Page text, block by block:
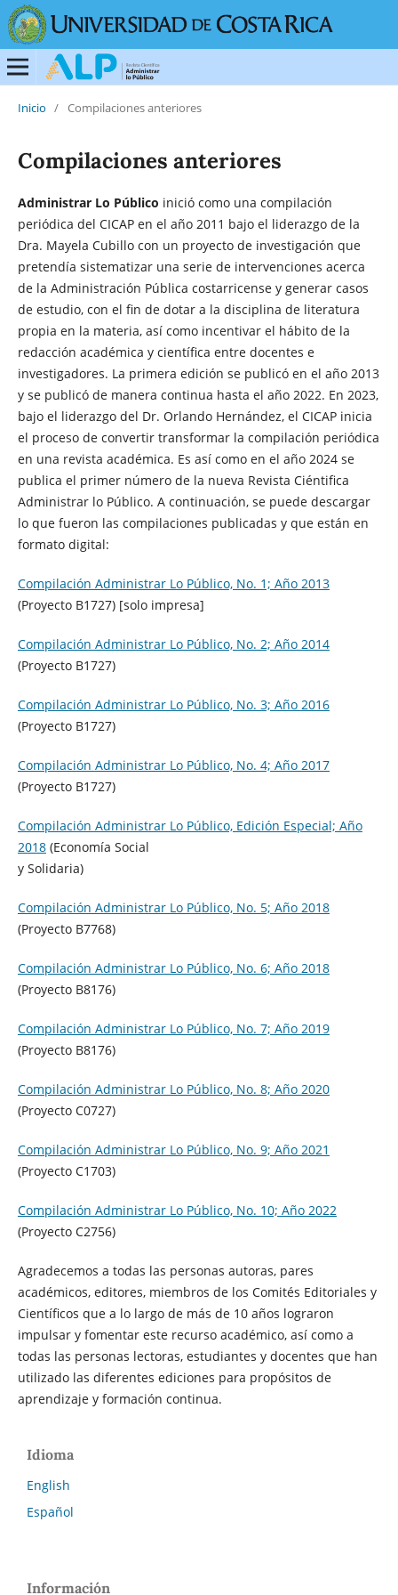
Inicio / Compilaciones anteriores
Compilaciones anteriores
Administrar Lo Público inició como una compilación
periódica del CICAP en el año 2011 bajo el liderazgo de la
Dra. Mayela Cubillo con un proyecto de investigación que
pretendía sistematizar una serie de intervenciones acerca
de la Administración Pública costarricense y generar casos
de estudio, con el fin de dotar a la disciplina de literatura
propia en la materia, así como incentivar el hábito de la
redacción académica y científica entre docentes e
investigadores. La primera edición se publicó en el año 2013
y se publicó de manera continua hasta el año 2022. En 2023,
bajo el liderazgo del Dr. Orlando Hernández, el CICAP inicia
el proceso de convertir transformar la compilación periódica
en una revista académica. Es así como en el año 2024 se
publica el primer número de la nueva Revista Ciéntifica
Administrar lo Público. A continuación, se puede descargar
lo que fueron las compilaciones publicadas y que están en
formato digital:
Compilación Administrar Lo Público, No. 1; Año 2013
(Proyecto B1727) [solo impresa]
Compilación Administrar Lo Público, No. 2; Año 2014
(Proyecto B1727)
Compilación Administrar Lo Público, No. 3; Año 2016
(Proyecto B1727)
Compilación Administrar Lo Público, No. 4; Año 2017
(Proyecto B1727)
Compilación Administrar Lo Público, Edición Especial; Año
2018(Economía Social
y Solidaria)
Compilación Administrar Lo Público, No. 5; Año 2018
(Proyecto B7768)
Compilación Administrar Lo Público, No. 6; Año 2018
(Proyecto B8176)
Compilación Administrar Lo Público, No. 7; Año 2019
(Proyecto B8176)
Compilación Administrar Lo Público, No. 8; Año 2020
(Proyecto C0727)
Compilación Administrar Lo Público, No. 9; Año 2021
(Proyecto C1703)
Compilación Administrar Lo Público, No. 10; Año 2022
(Proyecto C2756)
Agradecemos a todas las personas autoras, pares
académicos, editores, miembros de los Comités Editoriales y
Científicos que a lo largo de más de 10 años lograron
impulsar y fomentar este recurso académico, así como a
todas las personas lectoras, estudiantes y docentes que han
utilizado las diferentes ediciones para propósitos de
aprendizaje y formación continua.
Idioma
English
Español
Información